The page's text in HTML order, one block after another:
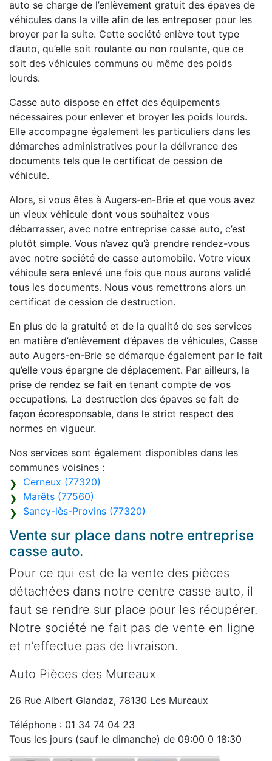
auto se charge de l’enlèvement gratuit des épaves de
véhicules dans la ville afin de les entreposer pour les
broyer par la suite. Cette société enlève tout type
d’auto, qu’elle soit roulante ou non roulante, que ce
soit des véhicules communs ou même des poids
lourds.
Casse auto dispose en effet des équipements
nécessaires pour enlever et broyer les poids lourds.
Elle accompagne également les particuliers dans les
démarches administratives pour la délivrance des
documents tels que le certificat de cession de
véhicule.
Alors, si vous êtes à Augers-en-Brie et que vous avez
un vieux véhicule dont vous souhaitez vous
débarrasser, avec notre entreprise casse auto, c’est
plutôt simple. Vous n’avez qu’à prendre rendez-vous
avec notre société de casse automobile. Votre vieux
véhicule sera enlevé une fois que nous aurons validé
tous les documents. Nous vous remettrons alors un
certificat de cession de destruction.
En plus de la gratuité et de la qualité de ses services
en matière d’enlèvement d’épaves de véhicules, Casse
auto Augers-en-Brie se démarque également par le fait
qu’elle vous épargne de déplacement. Par ailleurs, la
prise de rendez se fait en tenant compte de vos
occupations. La destruction des épaves se fait de
façon écoresponsable, dans le strict respect des
normes en vigueur.
Nos services sont également disponibles dans les
communes voisines :
Cerneux (77320)
Marêts (77560)
Sancy-lès-Provins (77320)
Vente sur place dans notre entreprise
casse auto.
Pour ce qui est de la vente des pièces
détachées dans notre centre casse auto, il
faut se rendre sur place pour les récupérer.
Notre société ne fait pas de vente en ligne
et n’effectue pas de livraison.
Auto Pièces des Mureaux
26 Rue Albert Glandaz, 78130 Les Mureaux
Téléphone : 01 34 74 04 23
Tous les jours (sauf le dimanche) de 09:00 0 18:30